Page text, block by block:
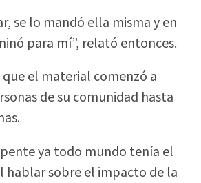
se lo mandó ella misma y en
para mí”, relató entonces.
el material comenzó a
de su comunidad hasta
ya todo mundo tenía el
hablar sobre el impacto de la